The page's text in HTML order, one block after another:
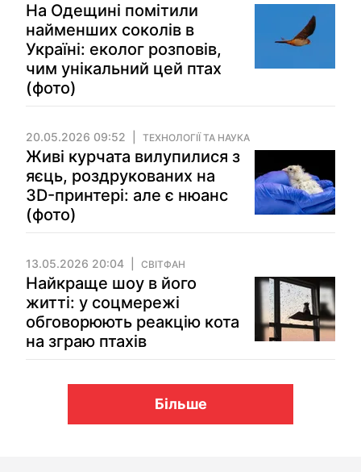
На Одещині помітили
найменших соколів в
Україні: еколог розповів,
чим унікальний цей птах
(фото)
20.05.2026 09:52 ТЕХНОЛОГІЇ ТА НАУКА
Живі курчата вилупилися з
яєць, роздрукованих на
3D-принтері: але є нюанс
(фото)
13.05.2026 20:04 СВІТФАН
Найкраще шоу в його
житті: у соцмережі
обговорюють реакцію кота
на зграю птахів
Більше